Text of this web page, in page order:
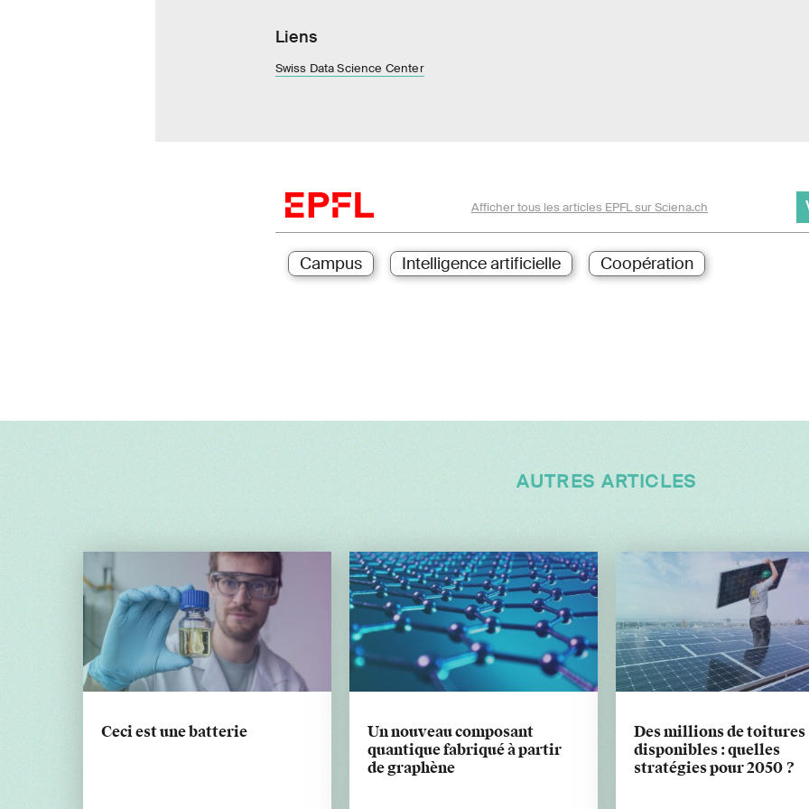
Liens
Swiss Data Science Center
Afficher tous les articles EPFL sur Sciena.ch
Campus Intelligence artificielle Coopération
AUTRES ARTICLES
Ceci est une batterie
Un nouveau composant
quantique fabriqué à partir
de graphène
Des millions de toitures
disponibles : quelles
stratégies pour 2050 ?